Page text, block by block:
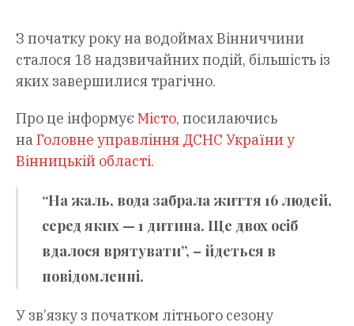
З початку року на водоймах Вінниччини
сталося 18 надзвичайних подій, більшість із
яких завершилися трагічно.
Про це інформує Місто, посилаючись
наГоловне управління ДСНС України у
Вінницькій області.
“На жаль, вода забрала життя 16 людей,
серед яких — 1 дитина. Ще двох осіб
вдалося врятувати”, – йдеться в
повідомленні.
У зв’язку з початком літнього сезону